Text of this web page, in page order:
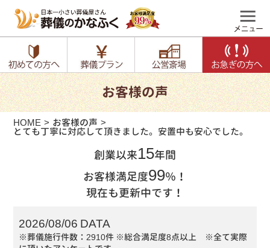
お客様の声
HOME お客様の声
とても丁寧に対応して頂きました。安置中も安心でした。
創業以来15年間
お客様満足度99％！
現在も更新中です！
2026/08/06 DATA
※葬儀施行件数：2910件 ※総合満足度8点以上 ※全て実際